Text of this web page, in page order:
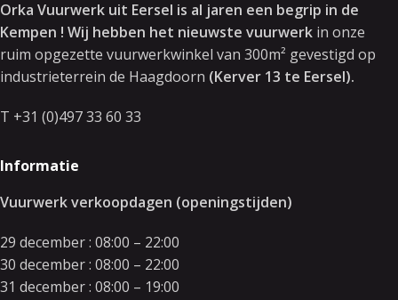
Orka Vuurwerk uit Eersel is al jaren een begrip in de
Kempen ! Wij hebben het nieuwste vuurwerk in onze
ruim opgezette vuurwerkwinkel van 300m² gevestigd op
industrieterrein de Haagdoorn (Kerver 13 te Eersel).
T +31 (0)497 33 60 33
Informatie
Vuurwerk verkoopdagen (openingstijden)
29 december : 08:00 – 22:00
30 december : 08:00 – 22:00
31 december : 08:00 – 19:00